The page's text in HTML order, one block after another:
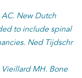
AC. New Dutch
to include spinal
Ned Tijdschr
MH. Bone